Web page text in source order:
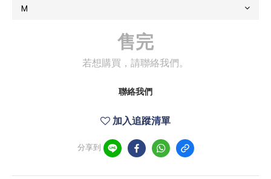
售完
若想購買，請聯絡我們。
聯絡我們
加入追蹤清單
分享到